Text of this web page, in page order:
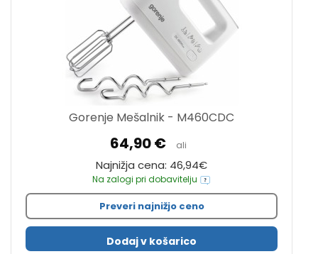
Gorenje Mešalnik - M460CDC
64,90 € ali
Najnižja cena: 46,94€
Na zalogi pri dobavitelju
Preveri najnižjo ceno
Dodaj v košarico